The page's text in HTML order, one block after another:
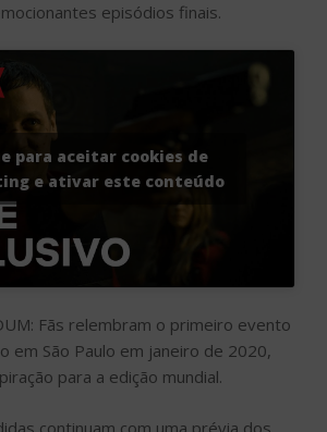
episódios finais.
para aceitar cookies de
e ativar este conteúdo
Fãs relembram o primeiro evento
em São Paulo em janeiro de 2020,
para a edição mundial.
continuam com uma prévia dos